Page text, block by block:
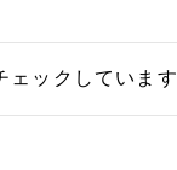
ェックしています